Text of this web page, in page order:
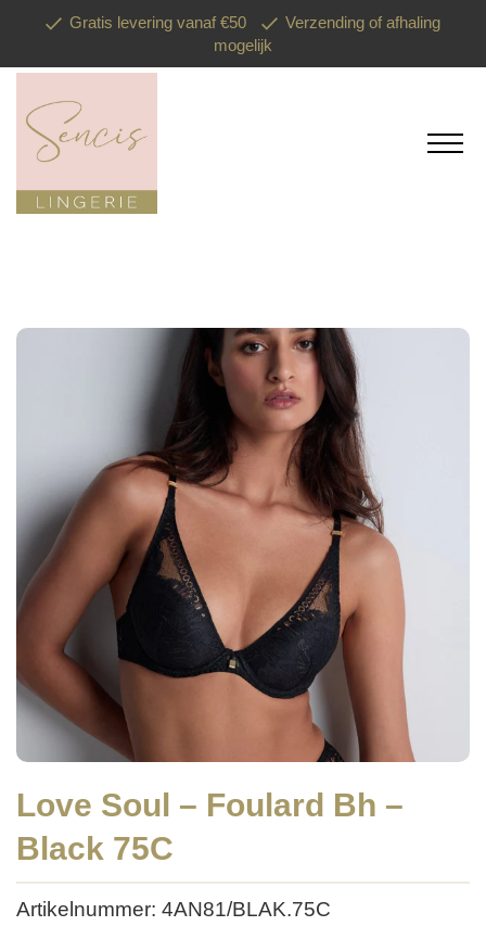
Gratis levering vanaf €50
Verzending of afhaling
mogelijk
Love Soul – Foulard Bh –
Black 75C
Artikelnummer: 4AN81/BLAK.75C